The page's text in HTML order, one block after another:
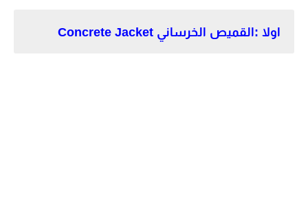
اولا :القميص الخرساني Concrete Jacket